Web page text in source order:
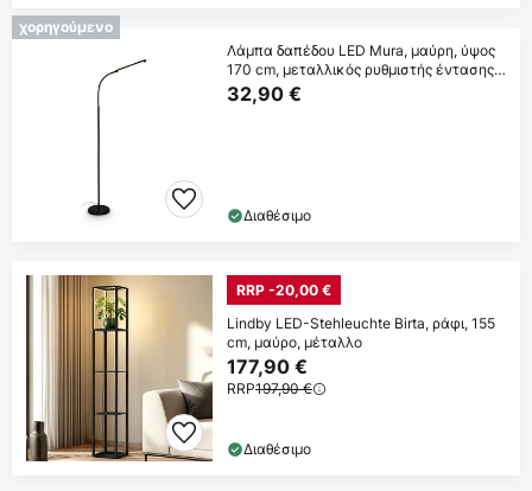
χορηγούμενο
Λάμπα δαπέδου LED Mura, μαύρη, ύψος
170 cm, μεταλλικός ρυθμιστής έντασης
με αφή
32,90 €
Διαθέσιμο
RRP -20,00 €
Lindby LED-Stehleuchte Birta, ράφι, 155
cm, μαύρο, μέταλλο
177,90 €
RRP197,90 €
Διαθέσιμο